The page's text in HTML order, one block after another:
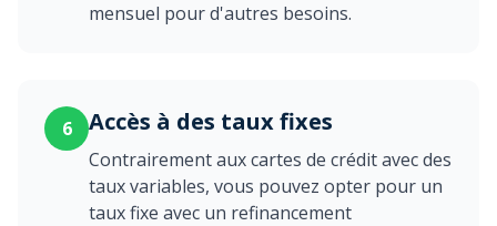
mensuel pour d'autres besoins.
6 Accès à des taux fixes
Contrairement aux cartes de crédit avec des
taux variables, vous pouvez opter pour un
taux fixe avec un refinancement